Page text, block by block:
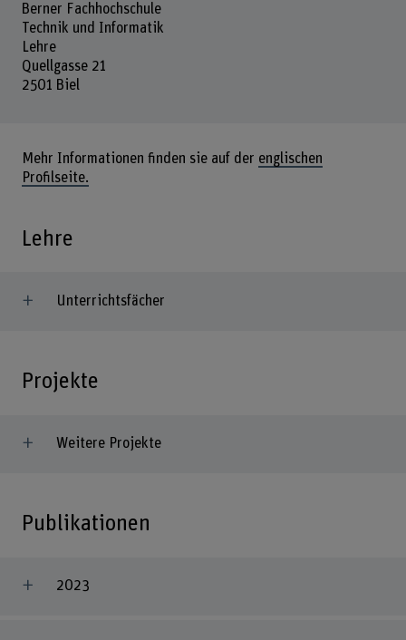
Berner Fachhochschule
Technik und Informatik
Lehre
Quellgasse 21
2501 Biel
Mehr Informationen finden sie auf der englischen
Profilseite.
Lehre
Unterrichtsfächer
Projekte
Weitere Projekte
Publikationen
2023